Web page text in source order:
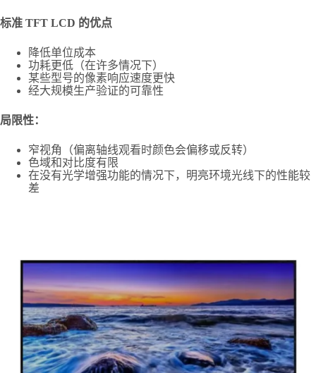
标准 TFT LCD 的优点
降低单位成本
功耗更低（在许多情况下）
某些型号的像素响应速度更快
经大规模生产验证的可靠性
局限性：
窄视角（偏离轴线观看时颜色会偏移或反转）
色域和对比度有限
在没有光学增强功能的情况下，明亮环境光线下的性能较
差